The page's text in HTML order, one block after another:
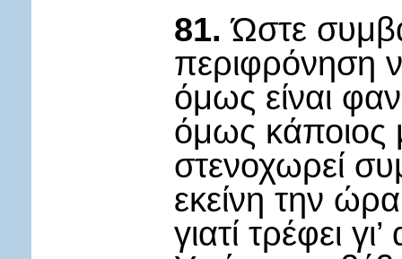
81. Ώστε
περιφρόνηση
όμως είναι
όμως κάποιος
στενοχωρεί
εκείνη την
γιατί τρέφει